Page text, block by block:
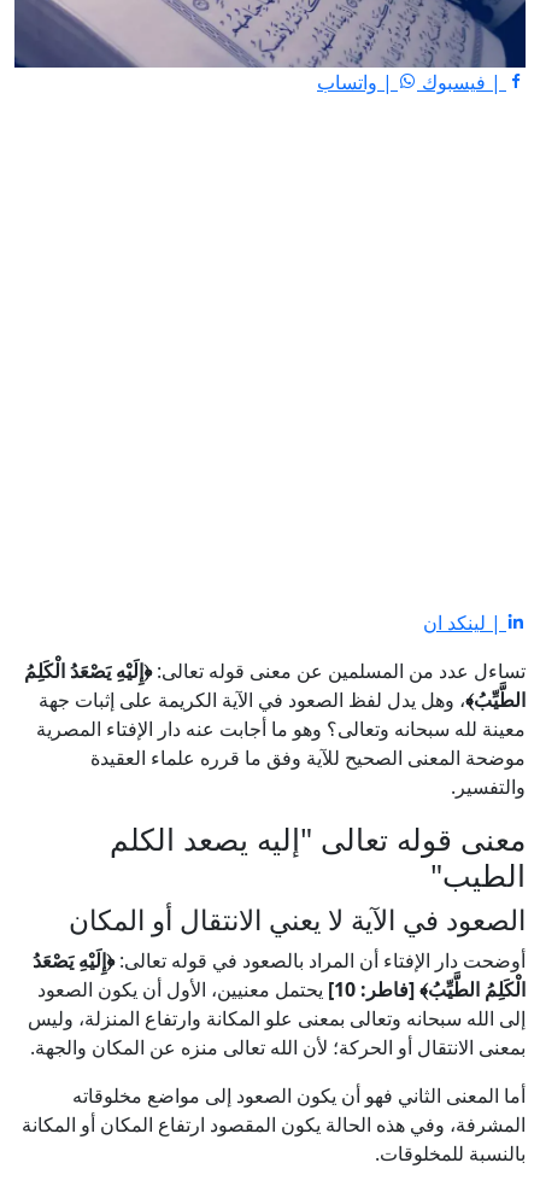
| فيسبوك | واتساب
| لينكد ان
تساءل عدد من المسلمين عن معنى قوله تعالى:﴿إِلَيْهِ يَصْعَدُ الْكَلِمُ
الطَّيِّبُ﴾، وهل يدل لفظ الصعود في الآية الكريمة على إثبات جهة
معينة لله سبحانه وتعالى؟ وهو ما أجابت عنه دار الإفتاء المصرية
موضحة المعنى الصحيح للآية وفق ما قرره علماء العقيدة
والتفسير.
معنى قوله تعالى "إليه يصعد الكلم
الطيب"
الصعود في الآية لا يعني الانتقال أو المكان
أوضحت دار الإفتاء أن المراد بالصعود في قوله تعالى:﴿إِلَيْهِ يَصْعَدُ
الْكَلِمُ الطَّيِّبُ﴾ [فاطر: 10]
يحتمل معنيين، الأول أن يكون الصعود
إلى الله سبحانه وتعالى بمعنى علو المكانة وارتفاع المنزلة، وليس
بمعنى الانتقال أو الحركة؛ لأن الله تعالى منزه عن المكان والجهة.
أما المعنى الثاني فهو أن يكون الصعود إلى مواضع مخلوقاته
المشرفة، وفي هذه الحالة يكون المقصود ارتفاع المكان أو المكانة
بالنسبة للمخلوقات.